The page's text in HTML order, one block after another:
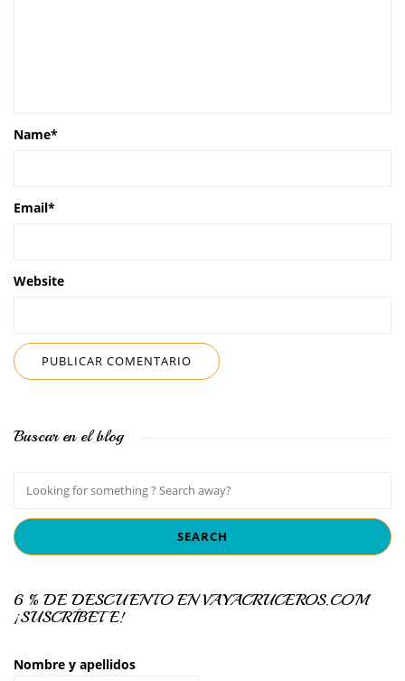
Name*
Email*
Website
Buscar en el blog
6 % DE DESCUENTO EN VAYACRUCEROS.COM
¡SUSCRÍBETE!
Nombre y apellidos